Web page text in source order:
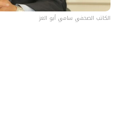
الكاتب الصحفي سامي أبو العز